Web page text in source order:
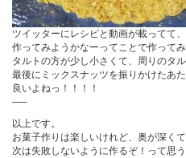
ツイッターにレシピと動画が載ってて
作ってみようかなーってことで作ってみ
タルトの方が少し小さくて、周りのタ
最後にミックスナッツを振りかけたあ
良いよねっ！！！！
—–
以上です。
お菓子作りは楽しいけれど、奥が深く
次は失敗しないように作るぞ！って思